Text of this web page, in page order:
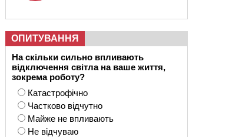
ОПИТУВАННЯ
На скільки сильно впливають
відключення світла на ваше життя,
зокрема роботу?
Катастрофічно
Частково відчутно
Майже не впливають
Не відчуваю